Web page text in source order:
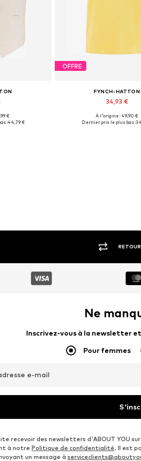
38
€
:44,79 €
OFFRE
FYNCH-HATTON
34,93 €
Tailles disponibles: L
À l'origine : 49,90 €
Dernier prix le plus bas :
Ne
Inscrivez-vous à la newsletter
Pour femmes
e-mail
recevoir des newsletters d'ABOUT YOU
à notre Politique de confidentialité. Il est
un message à